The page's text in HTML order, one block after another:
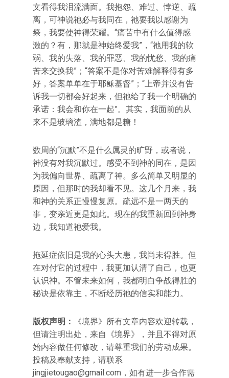
文看得我泪流满面。我抱怨、难过、悖逆、疏
离，可神说祂必与我同在，祂要我以感谢为
祭，我要使神得荣耀。“痛苦中有什么值得感
激的？有，那就是神始终爱我”，“祂用我的软
弱、我的失落、我的罪恶、我的忧愁、我的痛
苦来交换我”；“答案不是你对苦难解释得有多
好，答案单单在于耶稣基督”；“上帝并没有告
诉我一切都会好起来，但祂给了我一个明确的
承诺：我会和你在一起”。其实，我面前的从
来不是玻璃渣，满地都是糖！
数周的“沉默”不是什么属灵的旷野，或者说，
神没有对我沉默过。感受不到神的同在，是因
为我偏向世界、疏离了神。多么简单又明显的
原因，但那时的我却看不见。这几个月来，我
和神的关系正慢慢复原。疏远不是一两天的
事，变亲近更是如此。现在的我重新回到神身
边，我知道祂爱我。
拖延症依旧是我的心头大患，我尚未得胜。但
在对付它的过程中，我更加认清了自己，也更
认识神。不管未来如何，我都明白争战得胜的
秘诀是依靠主，不断经历祂的信实和能力。
版权声明：
《境界》所有文章内容欢迎转载，
但请注明出处，来自《境界》，并且不得对原
始内容做任何修改，请尊重我们的劳动成果。
投稿及奉献支持，请联系
jingjietougao@gmail.com ，如有进一步合作需